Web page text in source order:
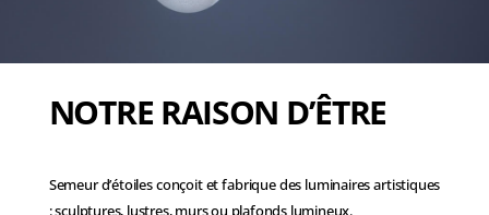
NOTRE RAISON D’ÊTRE
Semeur d’étoiles conçoit et fabrique des luminaires artistiques